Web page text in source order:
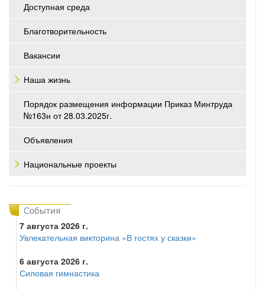
Доступная среда
Благотворительность
Вакансии
Наша жизнь
Порядок размещения информации Приказ Минтруда
№163н от 28.03.2025г.
Объявления
Национальные проекты
7 августа 2026 г.
Увлекательная викторина «В гостях у сказки»
6 августа 2026 г.
Силовая гимнастика